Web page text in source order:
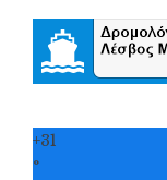
+31
°